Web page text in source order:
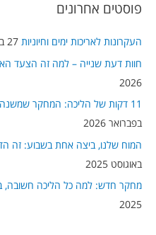
r
r
:
פוסטים אחרונים
העקרונות לאריכות ימים וחיוניות 27 באפריל 2026
חוות דעת שנייה – למה זה הצעד
2026
11 דקות של הליכה: המחקר שמשנה את מה שחשבנו על פעילות גופנית
בפברואר 2026
המוח שלנו, ביצה אחת בשבוע: זה
באוגוסט 2025
מחקר חדש: למה כל הליכה חשובה,
2025